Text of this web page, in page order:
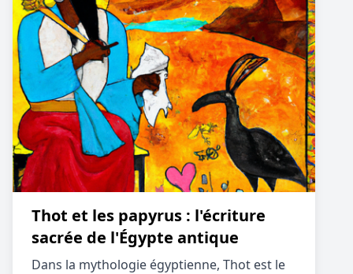
Thot et les papyrus : l'écriture
sacrée de l'Égypte antique
Dans la mythologie égyptienne, Thot est le